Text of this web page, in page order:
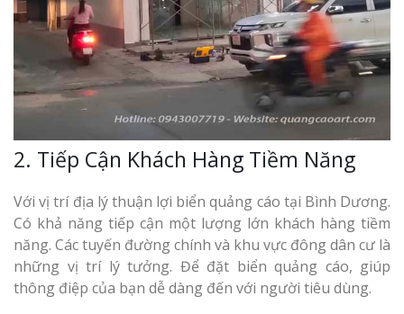
2. Tiếp Cận Khách Hàng Tiềm Năng
Với vị trí địa lý thuận lợi biển quảng cáo tại Bình Dương.
Có khả năng tiếp cận một lượng lớn khách hàng tiềm
năng. Các tuyến đường chính và khu vực đông dân cư là
những vị trí lý tưởng. Để đặt biển quảng cáo, giúp
thông điệp của bạn dễ dàng đến với người tiêu dùng.
Làm Bảng
Thuốc Nghệ An Chuẩn
Làm Hộp
Mỏng Nghệ
Hút